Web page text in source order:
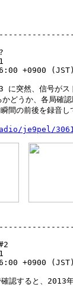
+0900 (JST)
然、信号がスト
どうか、各局確認
間の前後を録音し
je9pel/
+0900 (JST)
すると、2013